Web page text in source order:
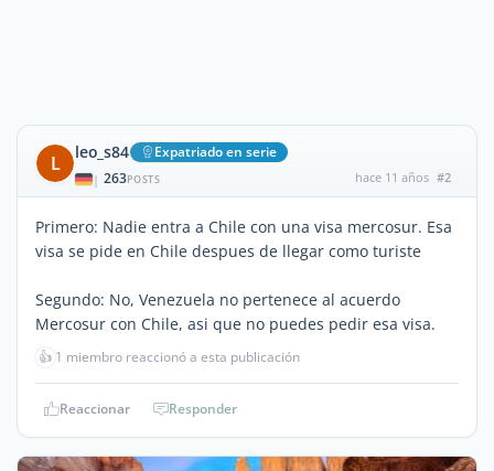
L leo_s84 Expatriado en serie
| 263POSTS hace 11 años #2
Primero: Nadie entra a Chile con una visa mercosur. Esa
visa se pide en Chile despues de llegar como turiste
Segundo: No, Venezuela no pertenece al acuerdo
Mercosur con Chile, asi que no puedes pedir esa visa.
👍 1 miembro reaccionó a esta publicación
Reaccionar Responder